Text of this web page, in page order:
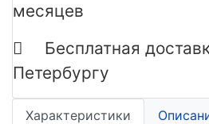
месяцев
Бесплатная
Петербургу
Характеристики